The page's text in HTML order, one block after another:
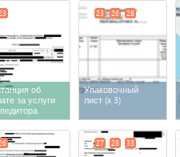
об
за услуги
Упаковочный
лист(x 3)
23 26 28
27 28 33